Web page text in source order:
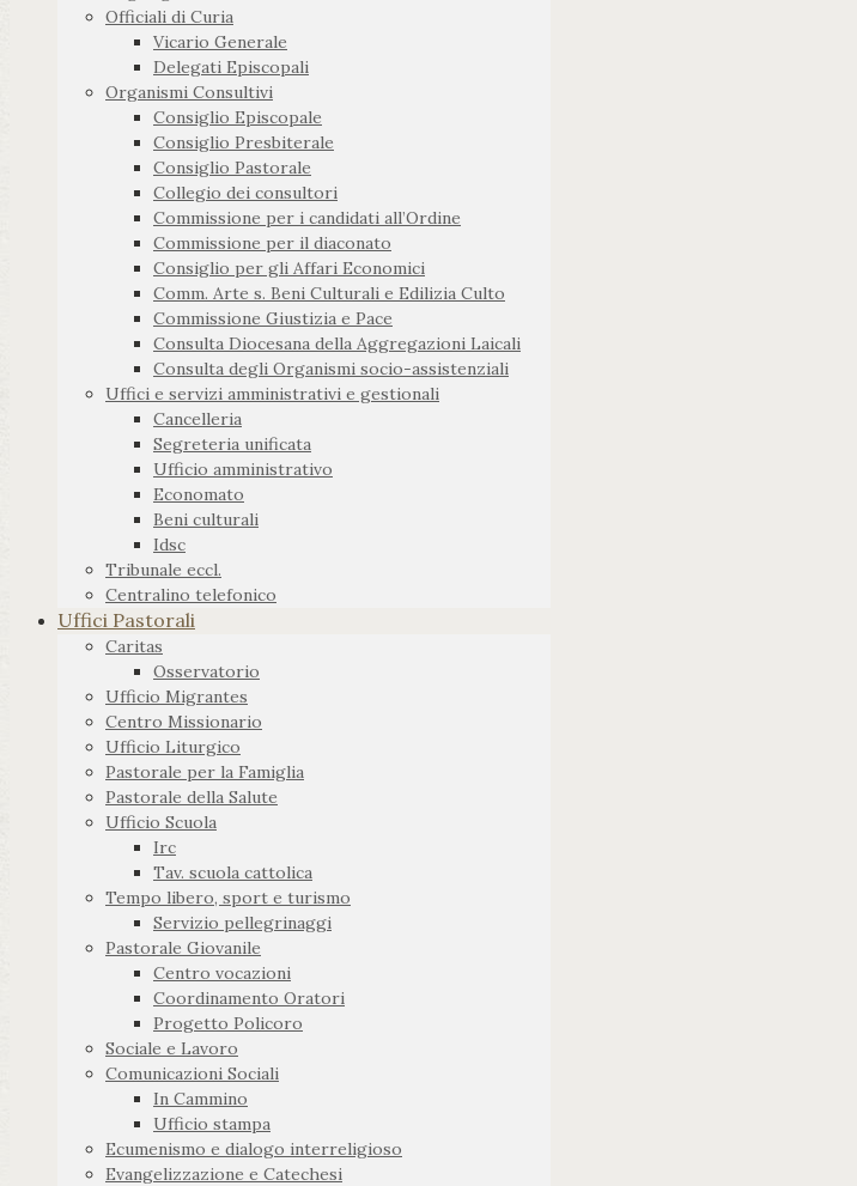
Officiali di Curia
Vicario Generale
Delegati Episcopali
Organismi Consultivi
Consiglio Episcopale
Consiglio Presbiterale
Consiglio Pastorale
Collegio dei consultori
Commissione per i candidati all’Ordine
Commissione per il diaconato
Consiglio per gli Affari Economici
Comm. Arte s. Beni Culturali e Edilizia Culto
Commissione Giustizia e Pace
Consulta Diocesana della Aggregazioni Laicali
Consulta degli Organismi socio-assistenziali
Uffici e servizi amministrativi e gestionali
Cancelleria
Segreteria unificata
Ufficio amministrativo
Economato
Beni culturali
Idsc
Tribunale eccl.
Centralino telefonico
Uffici Pastorali
Caritas
Osservatorio
Ufficio Migrantes
Centro Missionario
Ufficio Liturgico
Pastorale per la Famiglia
Pastorale della Salute
Ufficio Scuola
Irc
Tav. scuola cattolica
Tempo libero, sport e turismo
Servizio pellegrinaggi
Pastorale Giovanile
Centro vocazioni
Coordinamento Oratori
Progetto Policoro
Sociale e Lavoro
Comunicazioni Sociali
In Cammino
Ufficio stampa
Ecumenismo e dialogo interreligioso
Evangelizzazione e Catechesi